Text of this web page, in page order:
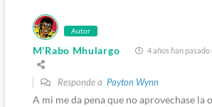
Autor
M'Rabo Mhulargo 4 años han
Responde a Payton Wynn
A mi me da pena que no aprovechase la